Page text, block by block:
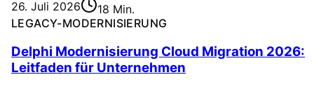
26. Juli 2026
18 Min.
LEGACY-MODERNISIERUNG
Delphi Modernisierung Cloud Migration 2026:
Leitfaden für Unternehmen